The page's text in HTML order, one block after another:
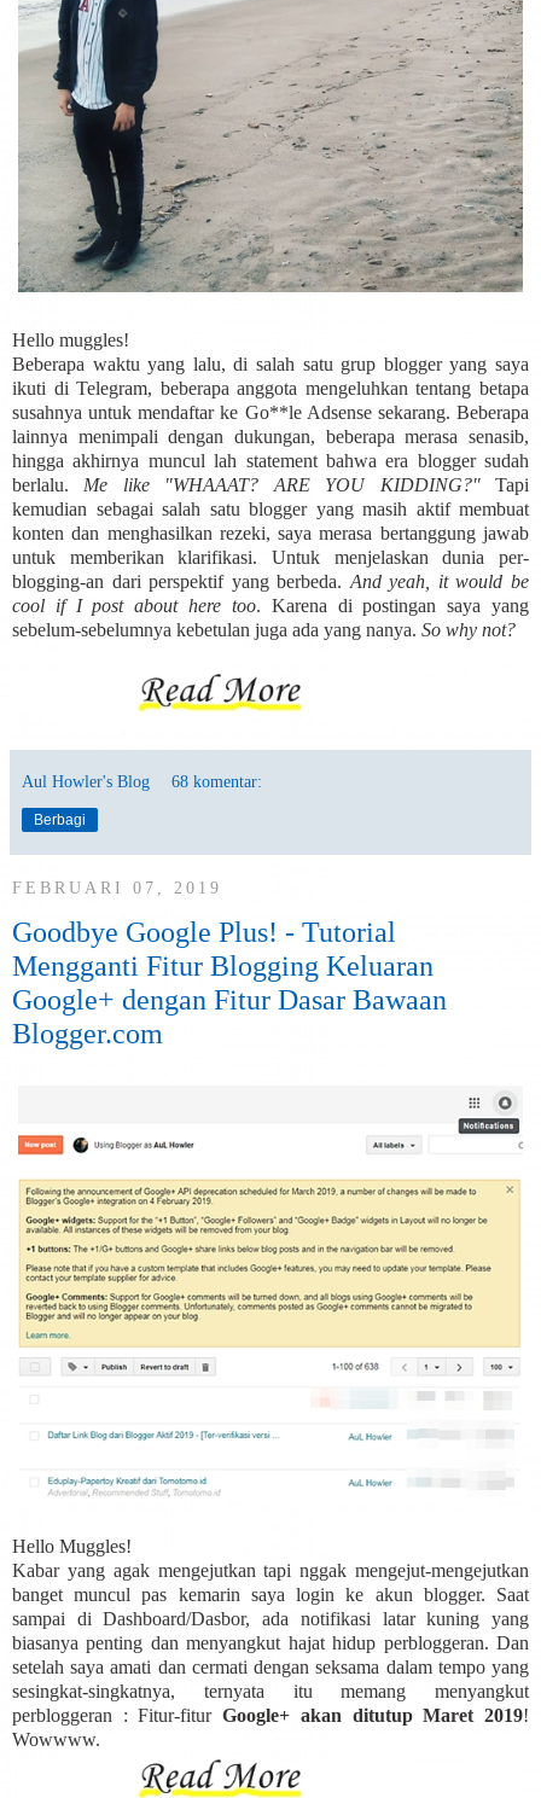
Hello muggles!
Beberapa waktu yang lalu, di salah satu grup blogger yang saya
ikuti di Telegram, beberapa anggota mengeluhkan tentang betapa
susahnya untuk mendaftar ke Go**le Adsense sekarang. Beberapa
lainnya menimpali dengan dukungan, beberapa merasa senasib,
hingga akhirnya muncul lah statement bahwa era blogger sudah
berlalu. Me like "WHAAAT? ARE YOU KIDDING?"Tapi
kemudian sebagai salah satu blogger yang masih aktif membuat
konten dan menghasilkan rezeki, saya merasa bertanggung jawab
untuk memberikan klarifikasi. Untuk menjelaskan dunia per-
blogging-an dari perspektif yang berbeda. And yeah, it would be
cool if I post about here too. Karena di postingan saya yang
sebelum-sebelumnya kebetulan juga ada yang nanya. So why not?
Aul Howler's Blog 68 komentar:
Berbagi
FEBRUARI 07, 2019
Goodbye Google Plus! - Tutorial
Mengganti Fitur Blogging Keluaran
Google+ dengan Fitur Dasar Bawaan
Blogger.com
Hello Muggles!
Kabar yang agak mengejutkan tapi nggak mengejut-mengejutkan
banget muncul pas kemarin saya login ke akun blogger. Saat
sampai di Dashboard/Dasbor, ada notifikasi latar kuning yang
biasanya penting dan menyangkut hajat hidup perbloggeran. Dan
setelah saya amati dan cermati dengan seksama dalam tempo yang
sesingkat-singkatnya, ternyata itu memang menyangkut
perbloggeran : Fitur-fiturGoogle+ akan ditutup Maret 2019!
Wowwww.